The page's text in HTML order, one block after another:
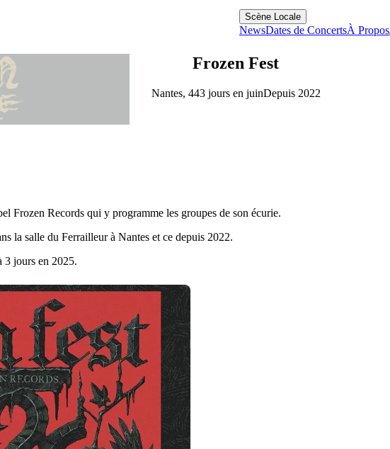
Scène Locale
NewsDates de ConcertsÀ Propos
Frozen Fest
Nantes, 443 jours en juinDepuis 2022
Frozen Records qui y programme les groupes de son écurie.
la salle du Ferrailleur à Nantes et ce depuis 2022.
3 jours en 2025.